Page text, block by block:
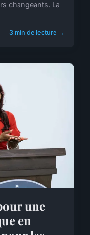
changeants. La
3 min de lecture →
une
en